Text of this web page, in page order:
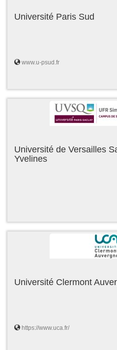
Université Paris Sud
www.u-psud.fr
Université de Versailles
Yvelines
Université Clermont
https://www.uca.fr/